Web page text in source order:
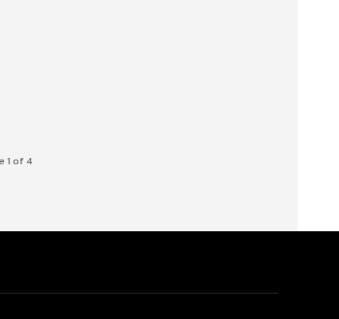
1 of 4